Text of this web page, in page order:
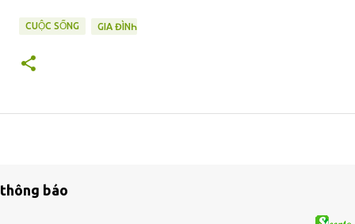
CUỘC SỐNG GIA ĐÌNҺ
thông báo